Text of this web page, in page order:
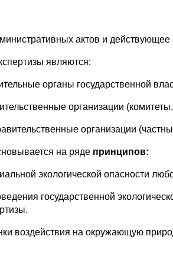
актов и дей­ствующее
являются:
органы государствен­ной
организации
организации
на ряде принципов:
экологической опасности
государственной
воздействия на окру­жающую